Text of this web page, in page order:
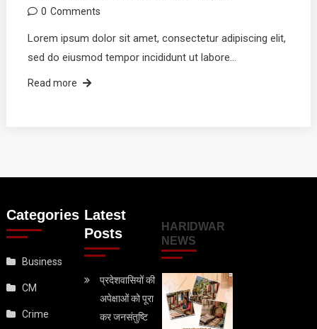
0 Comments
Lorem ipsum dolor sit amet, consectetur adipiscing elit,
sed do eiusmod tempor incididunt ut labore…
Read more
Categories
Business
CM
Crime
Latest
Posts
प्रदेशवासियों की
अपेक्षाओं को पूरा
कर जनसंतुष्टि
HARIDWAR
NEWS